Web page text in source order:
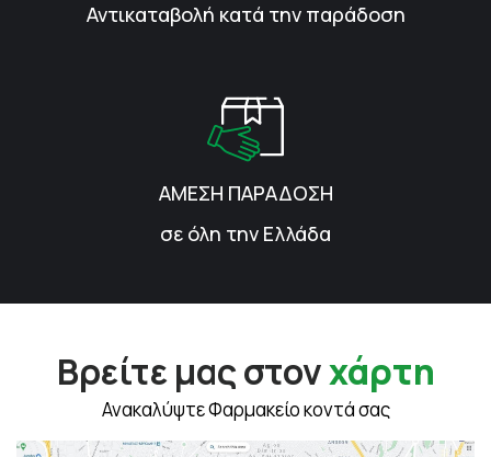
Αντικαταβολή κατά την παράδοση
ΑΜΕΣΗ ΠΑΡΑΔΟΣΗ
σε όλη την Ελλάδα
Βρείτε μας στονχάρτη
Ανακαλύψτε Φαρμακείο κοντά σας